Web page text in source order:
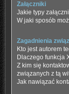
Załączniki
Jakie typy
W jaki sposób
Zagadnienia
Kto jest autorem
Dlaczego funkcja
Z kim się
związanych z tą
Jak nawiązać